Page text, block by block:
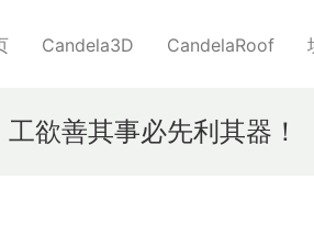
Candela3D CandelaRoof
欲善其事必先利其器！